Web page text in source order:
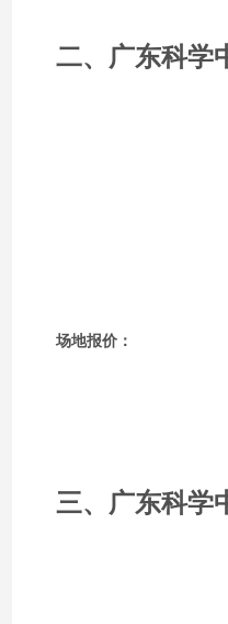
二、广东科学
场地报价：
三、广东科学